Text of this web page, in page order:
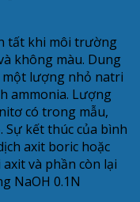
tất khi môi trường
không màu. Dung
một lượng nhỏ natri
ammonia. Lượng
có trong mẫu,
Sự kết thúc của bình
axit boric hoặc
và phần còn lại
NaOH 0.1N